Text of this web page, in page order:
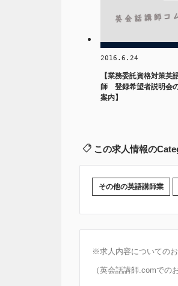
2016.6.24
【業務委託資格対策英
師 登録希望者説明会
案内】
この求人情報の
その他の英語講師業
※求人内容についての
（英会話講師.comでの